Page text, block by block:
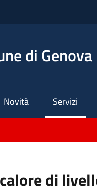
di Genova
Novità Servizi
di